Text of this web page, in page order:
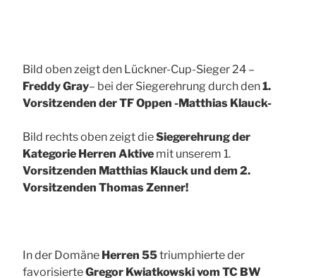
Bild oben zeigt den Lückner-Cup-Sieger 24 –
Freddy Gray– bei der Siegerehrung durch den1.
Vorsitzenden der TF Oppen -Matthias Klauck-
Bild rechts oben zeigt dieSiegerehrung der
Kategorie Herren Aktive mit unserem 1.
Vorsitzenden Matthias Klauck und dem 2.
Vorsitzenden Thomas Zenner!
In der Domäne Herren 55triumphierte der
favorisierteGregor Kwiatkowski vom TC BW